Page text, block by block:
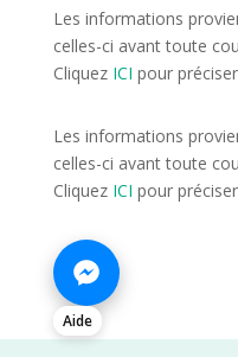
Les informations
celles-ci avant toute
Cliquez ICI pour
Les informations
celles-ci avant toute
Cliquez ICI pour
Aide